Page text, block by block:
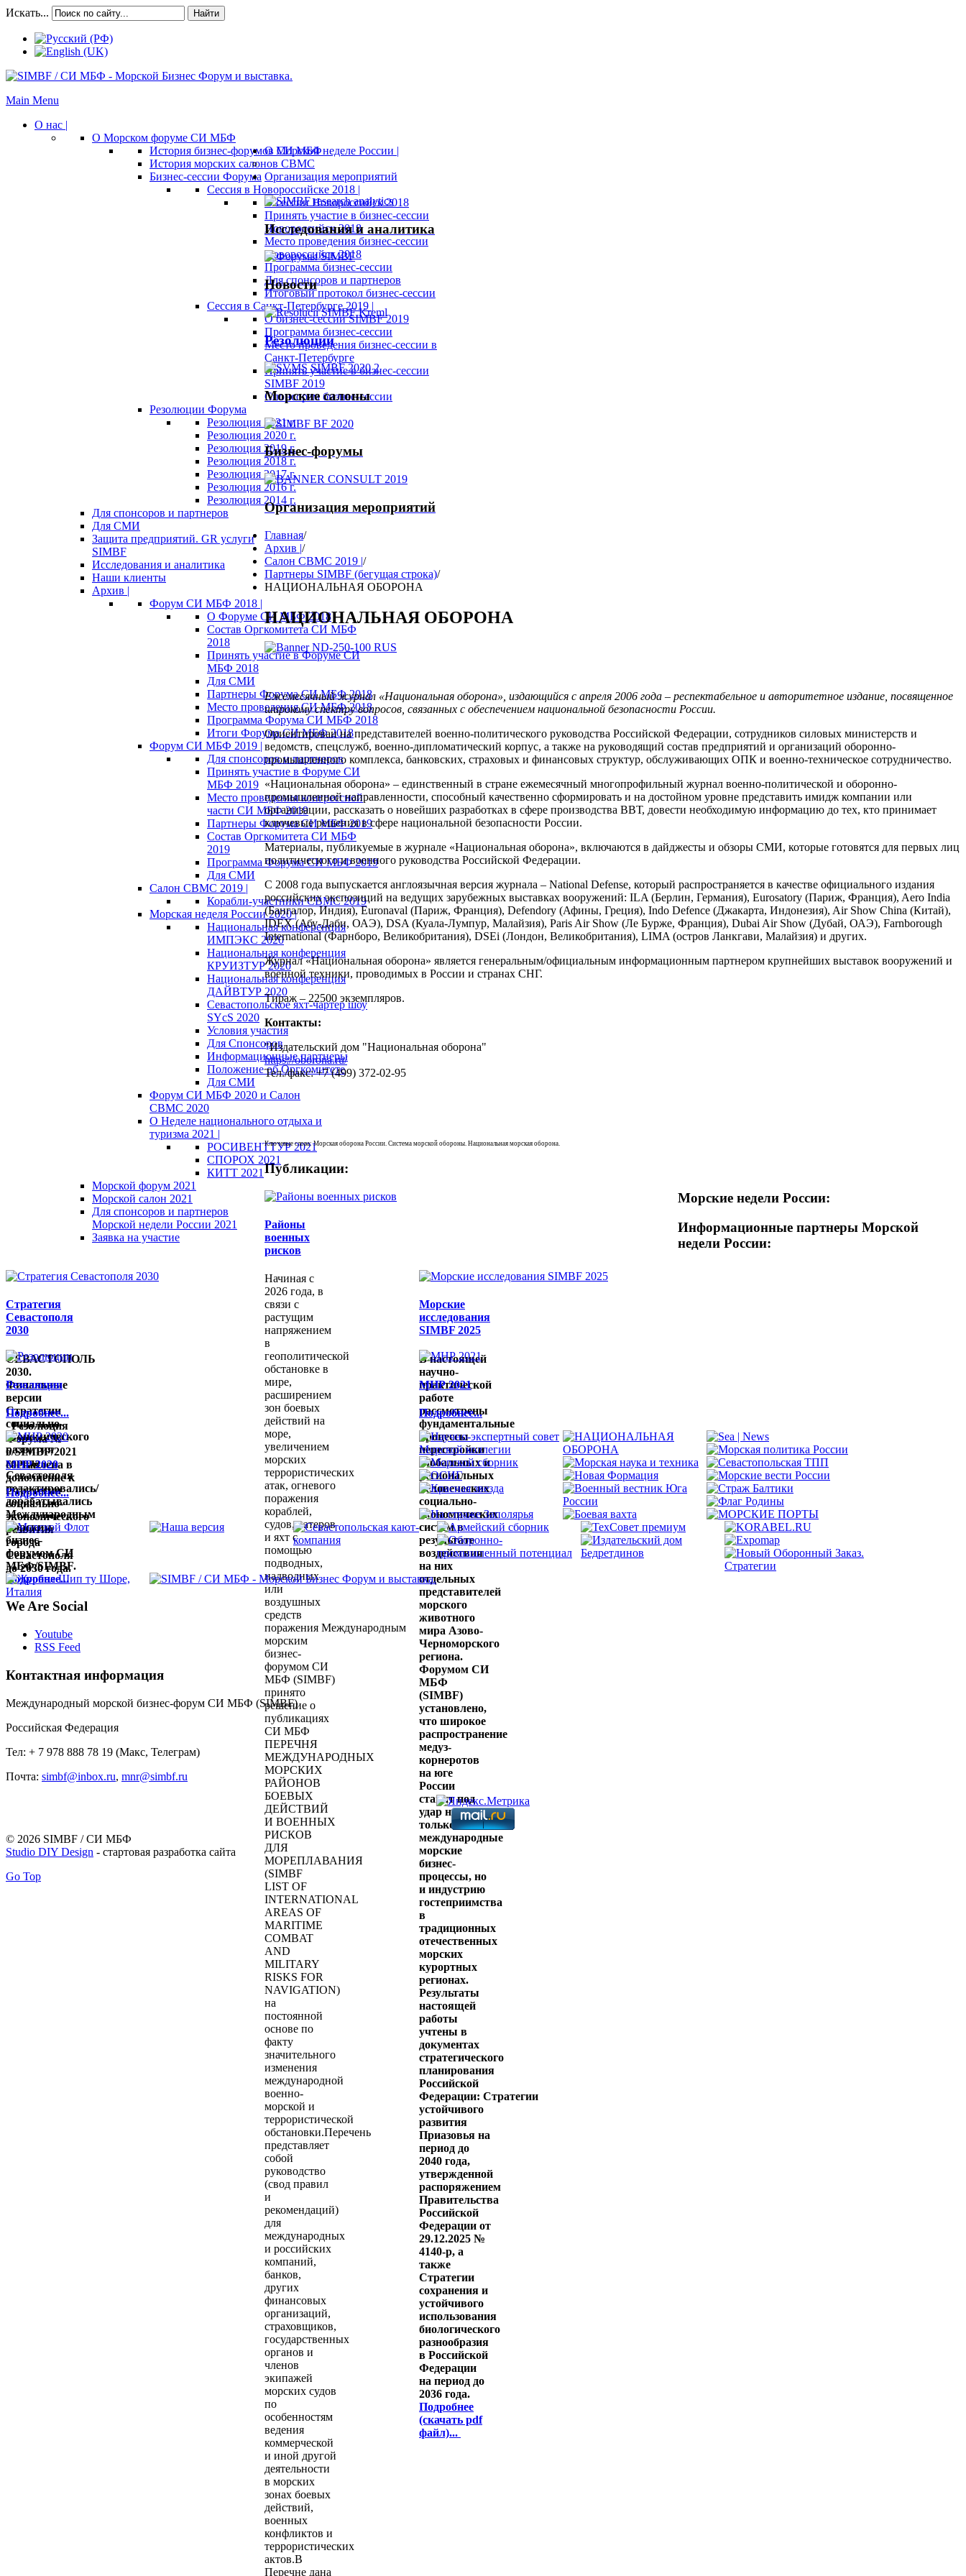
Искать... Найти
Main Menu
О нас |
О Морском форуме СИ МБФ
История бизнес-форумов СИ МБФ
История морских салонов СВМС
Бизнес-сессии Форума
Сессия в Новороссийске 2018 |
О сессии Новороссийск 2018
Принять участие в бизнес-сессии
Новороссийск 2018
Место проведения бизнес-сессии
Новороссийск 2018
Программа бизнес-сессии
Для спонсоров и партнеров
Итоговый протокол бизнес-сессии
Сессия в Санкт-Петербурге 2019 |
О бизнес-сессии SIMBF 2019
Программа бизнес-сессии
Место проведения бизнес-сессии в
Санкт-Петербурге
Принять участие в бизнес-сессии
SIMBF 2019
Спонсорам бизнес-сессии
Резолюции Форума
Резолюция 2021 г.
Резолюция 2020 г.
Резолюция 2019 г.
Резолюция 2018 г.
Резолюция 2017 г.
Резолюция 2016 г.
Резолюция 2014 г.
Для спонсоров и партнеров
Для СМИ
Защита предприятий. GR услуги
SIMBF
Исследования и аналитика
Наши клиенты
Архив |
Форум СИ МБФ 2018 |
О Форуме СИ МБФ 2018
Состав Оргкомитета СИ МБФ
2018
Принять участие в Форуме СИ
МБФ 2018
Для СМИ
Партнеры Форума СИ МБФ 2018
Место проведения СИ МБФ 2018
Программа Форума СИ МБФ 2018
Итоги Форума СИ МБФ 2018
Форум СИ МБФ 2019 |
Для спонсоров и партнеров
Принять участие в Форуме СИ
МБФ 2019
Место проведения конгрессной
части СИ МБФ 2019
Партнеры Форума СИ МБФ 2019
Состав Оргкомитета СИ МБФ
2019
Программа Форума СИ МБФ 2019
Для СМИ
Салон СВМС 2019 |
Корабли-участники СВМС 2019
Морская неделя России 2020 |
Национальная конференция
ИМПЭКС 2020
Национальная конференция
КРУИЗТУР 2020
Национальная конференция
ДАЙВТУР 2020
Севастопольское яхт-чартер шоу
SYcS 2020
Условия участия
Для Спонсоров
Информационные партнеры
Положение об Оргкомитете
Для СМИ
Форум СИ МБФ 2020 и Салон
СВМС 2020
О Неделе национального отдыха и
туризма 2021 |
РОСИВЕНТТУР 2021
СПОРОХ 2021
КИТТ 2021
О Морской неделе России |
Морской форум 2021
Морской салон 2021
Для спонсоров и партнеров
Морской недели России 2021
Заявка на участие
Организация мероприятий
Исследования и аналитика
Новости
Резолюции
Морские салоны
Бизнес-форумы
Организация мероприятий
Главная/
Архив |/
Салон СВМС 2019 |/
Партнеры SIMBF (бегущая строка)/
НАЦИОНАЛЬНАЯ ОБОРОНА
НАЦИОНАЛЬНАЯ ОБОРОНА
Ежемесячный журнал «Национальная оборона», издающийся с апреля 2006 года – респектабельное и авторитетное издание, посвященное
широкому спектру вопросов, связанных с обеспечением национальной безопасности России.
Ориентирован на представителей военно-политического руководства Российской Федерации, сотрудников силовых министерств и
ведомств, спецслужб, военно-дипломатический корпус, а также на руководящий состав предприятий и организаций оборонно-
промышленного комплекса, банковских, страховых и финансовых структур, обслуживающих ОПК и военно-техническое сотрудничество.
«Национальная оборона» – единственный в стране ежемесячный многопрофильный журнал военно-политической и оборонно-
промышленной направленности, способный качественно сформировать и на достойном уровне представить имидж компании или
организации, рассказать о новейших разработках в сфере производства ВВТ, довести необходимую информацию до тех, кто принимает
ключевые решения в сфере национальной безопасности России.
Материалы, публикуемые в журнале «Национальная оборона», включаются в дайджесты и обзоры СМИ, которые готовятся для первых лиц
политического и военного руководства Российской Федерации.
С 2008 года выпускается англоязычная версия журнала – National Defense, который распространяется в качестве официального издания
российских экспозиций на ведущих зарубежных выставках вооружений: ILA (Берлин, Германия), Eurosatory (Париж, Франция), Aero India
(Бангалор, Индия), Euronaval (Париж, Франция), Defendory (Афины, Греция), Indo Defence (Джакарта, Индонезия), Air Show China (Китай),
IDEX (Абу-Даби, ОАЭ), DSA (Куала-Лумпур, Малайзия), Paris Air Show (Ле Бурже, Франция), Dubai Air Show (Дубай, ОАЭ), Farnborough
International (Фарнборо, Великобритания), DSEi (Лондон, Великобритания), LIMA (остров Ланкгави, Малайзия) и других.
Журнал «Национальная оборона» является генеральным/официальным информационным партнером крупнейших выставок вооружений и
военной техники, проводимых в России и странах СНГ.
Тираж – 22500 экземпляров.
Контакты:
"Издательский дом "Национальная оборона"
https://oborona.ru/
Тел./факс: +7 (499) 372-02-95
Ключевые слова: Морская оборона России. Система морской обороны. Национальная морская оборона.
Публикации:
Районы
военных
рисков
Начиная с
2026 года, в
связи с
растущим
напряжением
в
геополитической
обстановке в
мире,
расширением
зон боевых
действий на
море,
увеличением
морских
террористических
атак, огневого
поражения
кораблей,
судов, катеров
и яхт с
помощью
подводных,
надводных
или
воздушных
средств
поражения Международным
морским
бизнес-
форумом СИ
МБФ (SIMBF)
принято
решение о
публикациях
СИ МБФ
ПЕРЕЧНЯ
МЕЖДУНАРОДНЫХ
МОРСКИХ
РАЙОНОВ
БОЕВЫХ
ДЕЙСТВИЙ
И ВОЕННЫХ
РИСКОВ
ДЛЯ
МОРЕПЛАВАНИЯ
(SIMBF
LIST OF
INTERNATIONAL
AREAS OF
MARITIME
COMBAT
AND
MILITARY
RISKS FOR
NAVIGATION)
на
постоянной
основе по
факту
значительного
изменения
международной
военно-
морской и
террористической
обстановки.Перечень
представляет
собой
руководство
(свод правил
и
рекомендаций)
для
международных
и российских
компаний,
банков,
других
финансовых
организаций,
страховщиков,
государственных
органов и
членов
экипажей
морских судов
по
особенностям
ведения
коммерческой
и иной другой
деятельности
в морских
зонах боевых
действий,
военных
конфликтов и
террористических
актов.В
Перечне дана
Стратегия
Севастополя
2030
СЕВАСТОПОЛЬ
2030.
Финальные
версии
Стратегии
социально-
экономического
развития
города
Севастополя
редактировались/
дорабатывались
Международным
морским
бизнес-
форумом СИ
МБФ/SIMBF.
Подробнее...
Морские
исследования
SIMBF 2025
В настоящей
научно-
практической
работе
рассмотрены
фундаментальные
процессы
перестройки
глобальных и
региональных
человеческих
социально-
экономических
систем в
результате
воздействия
на них
отдельных
представителей
морского
животного
мира Азово-
Черноморского
региона.
Форумом СИ
МБФ
(SIMBF)
установлено,
что широкое
распространение
медуз-
корнеротов
на юге
России
ставит под
удар не
только
международные
морские
бизнес-
процессы, но
и индустрию
гостеприимства
в
традиционных
отечественных
морских
курортных
регионах.
Результаты
настоящей
работы
учтены в
документах
стратегического
планирования
Российской
Федерации: Стратегии
устойчивого
развития
Приазовья на
период до
2040 года,
утвержденной
распоряжением
Правительства
Российской
Федерации от
29.12.2025 №
4140-р, а
также
Стратегии
сохранения и
устойчивого
использования
биологического
разнообразия
в Российской
Федерации
на период до
2036 года.
Подробнее
(скачать pdf
файл)...
Резолюции
Подробнее...
Резолюция
Форума №
6/SIMBF/2021
составлена в
дополнение к
Стратегии
социально-
экономического
развития
города
Севастополя
до 2030 года.
Морские недели России:
МНР 2021
Подробнее...
МНР 2020
Подробнее...
Информационные партнеры Морской
недели России:
We Are Social
Youtube
RSS Feed
Контактная информация
Международный морской бизнес-форум СИ МБФ (SIMBF)
Российская Федерация
Тел: + 7 978 888 78 19 (Макс, Телеграм)
Почта: simbf@inbox.ru, mnr@simbf.ru
© 2026 SIMBF / СИ МБФ
Studio DIY Design - стартовая разработка сайта
Go Top